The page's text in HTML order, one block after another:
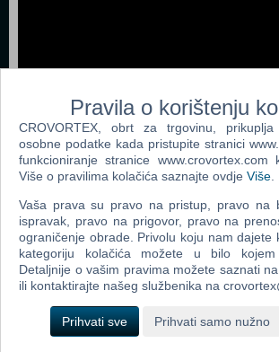
Dodaj u košaricu
Popularno
Nickelodeon All Star Brawl (XSERIESX/
series X)
Marsupilami Hoobadventure (XONE/
series X)
Syberia The World Before (20 Years
Pravila o korištenju
CROVORTEX, obrt za trgovinu,
osobne podatke kada pristupite stranici
funkcioniranje stranice www.crovortex.com
Više o pravilima kolačića saznajte ovdje Više
Vaša prava su pravo na pristup, pravo na
ispravak, pravo na prigovor, pravo na
ograničenje obrade. Privolu koju nam dajete
kategoriju kolačića možete u bilo kojem
Detaljnije o vašim pravima možete saznati na
ili kontaktirajte našeg službenika na
Prihvati sve Prihvati samo nužno